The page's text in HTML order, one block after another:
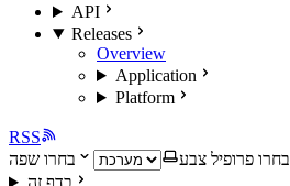
API
Releases
Overview
Application
Platform
RSS
בחרו פרופיל צבע
בחרו שפה
בדף זה